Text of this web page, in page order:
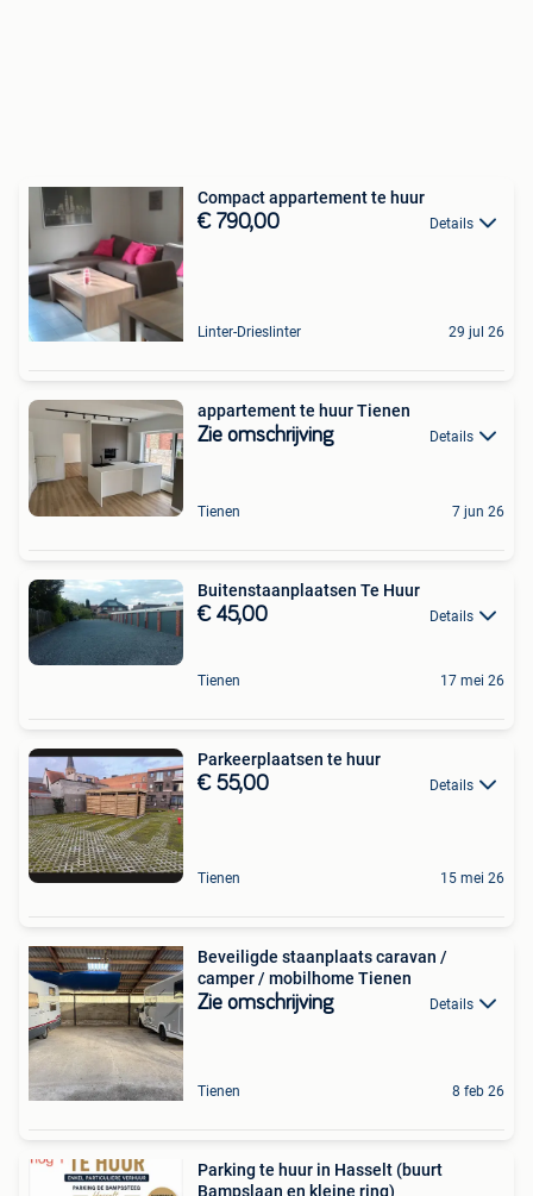
Compact appartement te huur
€ 790,00 Details
Linter-Drieslinter 29 jul 26
appartement te huur Tienen
Zie omschrijving Details
Tienen 7 jun 26
Buitenstaanplaatsen Te Huur
€ 45,00 Details
Tienen 17 mei 26
Parkeerplaatsen te huur
€ 55,00 Details
Tienen 15 mei 26
Beveiligde staanplaats caravan /
camper / mobilhome Tienen
Zie omschrijving Details
Tienen 8 feb 26
Parking te huur in Hasselt (buurt
Bampslaan en kleine ring)